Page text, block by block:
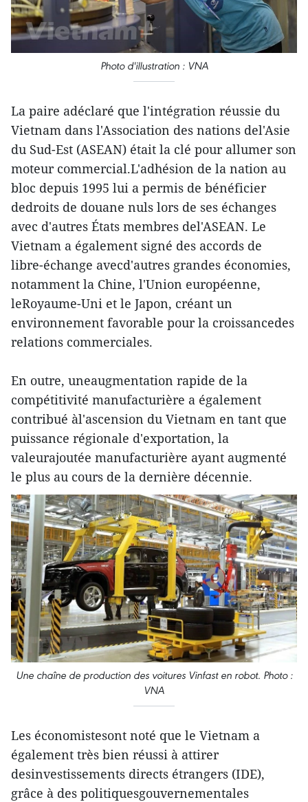
Photo d'illustration : VNA
La paire adéclaré que l'intégration réussie du
Vietnam dans l'Association des nations del'Asie
du Sud-Est (ASEAN) était la clé pour allumer son
moteur commercial.L'adhésion de la nation au
bloc depuis 1995 lui a permis de bénéficier
dedroits de douane nuls lors de ses échanges
avec d'autres États membres del'ASEAN. Le
Vietnam a également signé des accords de
libre-échange avecd'autres grandes économies,
notamment la Chine, l'Union européenne,
leRoyaume-Uni et le Japon, créant un
environnement favorable pour la croissancedes
relations commerciales.
En outre, uneaugmentation rapide de la
compétitivité manufacturière a également
contribué àl'ascension du Vietnam en tant que
puissance régionale d'exportation, la
valeurajoutée manufacturière ayant augmenté
le plus au cours de la dernière décennie.
Une chaîne de production des voitures Vinfast en robot. Photo :
VNA
Les économistesont noté que le Vietnam a
également très bien réussi à attirer
desinvestissements directs étrangers (IDE),
grâce à des politiquesgouvernementales